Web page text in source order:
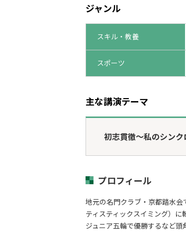
ジャンル
スキル・教養
スポーツ
主な講演テーマ
初志貫徹～私のシン
プロフィール
地元の名門クラブ・京都踏水
ティスティックスイミング）に
ジュニア五輪で優勝するなど